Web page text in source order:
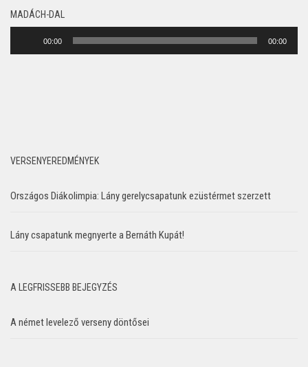
MADÁCH-DAL
00:00 00:00
VERSENYEREDMÉNYEK
Országos Diákolimpia: Lány gerelycsapatunk ezüstérmet szerzett
Lány csapatunk megnyerte a Bernáth Kupát!
A LEGFRISSEBB BEJEGYZÉS
A német levelező verseny döntősei